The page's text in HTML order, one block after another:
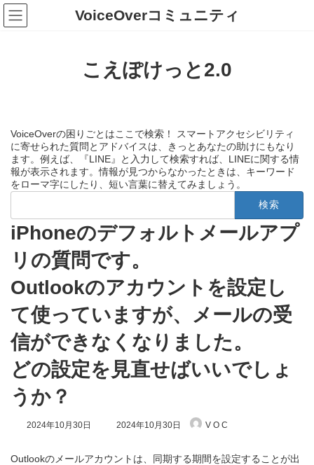
コ
ン
テ
ナ
ビ
ゲ
VoiceOverコミュニティ
こえぽけっと2.0
VoiceOverの困りごとはここで検索！ スマートアクセシビリティ
に寄せられた質問とアドバイスは、きっとあなたの助けにもなり
ます。例えば、『LINE』と入力して検索すれば、LINEに関する情
報が表示されます。情報が見つからなかったときは、キーワード
をローマ字にしたり、短い言葉に替えてみましょう。
検
iPhoneのデフォルトメールアプ
リの質問です。
Outlookのアカウントを設定し
て使っていますが、メールの受
信ができなくなりました。
どの設定を見直せばいいでしょ
うか？
2024年10月30日
最
新
2024年10月30日 V O C
Outlookのメールアカウントは、同期する期間を設定することが出